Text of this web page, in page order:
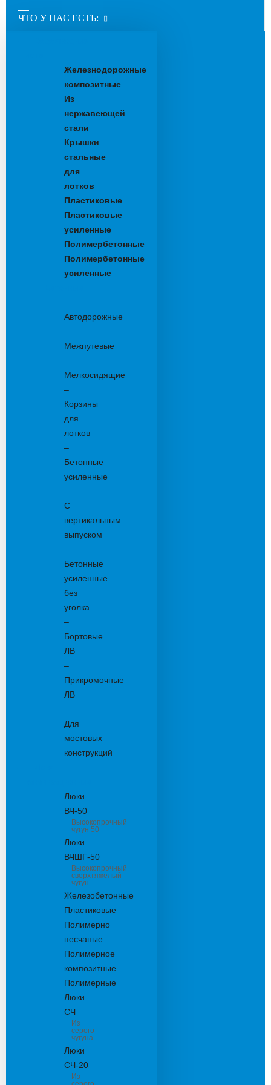
ЧТО У НАС ЕСТЬ:
Железнодорожные
композитные
Из
нержавеющей
стали
Крышки
стальные
для
лотков
Пластиковые
Пластиковые
усиленные
Полимербетонные
Полимербетонные
усиленные
–
Автодорожные
–
Межпутевые
–
Мелкосидящие
–
Корзины
для
лотков
–
Бетонные
усиленные
–
С
вертикальным
выпуском
–
Бетонные
усиленные
без
уголка
–
Бортовые
ЛВ
–
Прикромочные
ЛВ
–
Для
мостовых
конструкций
Люки
ВЧ-50
Высокопрочный
чугун 50
Люки
ВЧШГ-50
Высокопрочный
сверхтяжелый
чугун
Железобетонные
Пластиковые
Полимерно
песчаные
Полимерное
композитные
Полимерные
Люки
СЧ
Из
серого
чугуна
Люки
СЧ-20
Из